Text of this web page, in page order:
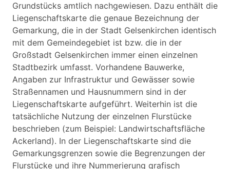
Grundstücks amtlich nachgewiesen. Dazu enthält die
Liegenschaftskarte die genaue Bezeichnung der
Gemarkung, die in der Stadt Gelsenkirchen identisch
mit dem Gemeindegebiet ist bzw. die in der
Großstadt Gelsenkirchen immer einen einzelnen
Stadtbezirk umfasst. Vorhandene Bauwerke,
Angaben zur Infrastruktur und Gewässer sowie
Straßennamen und Hausnummern sind in der
Liegenschaftskarte aufgeführt. Weiterhin ist die
tatsächliche Nutzung der einzelnen Flurstücke
beschrieben (zum Beispiel: Landwirtschaftsfläche
Ackerland). In der Liegenschaftskarte sind die
Gemarkungsgrenzen sowie die Begrenzungen der
Flurstücke und ihre Nummerierung grafisch